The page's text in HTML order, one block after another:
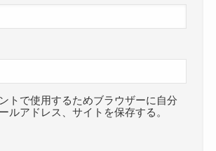
トで使用するためブラウザーに自分
ルアドレス、サイトを保存する。